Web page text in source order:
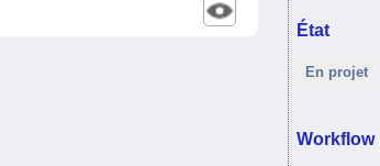
État
En projet
Workflow